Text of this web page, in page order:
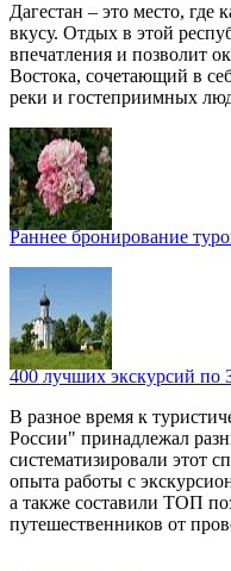
Дагестан – это место, где
вкусу. Отдых в этой
впечатления и позволит
Востока, сочетающий в
реки и гостеприимных
Раннее бронирование
400 лучших экскурсий по
В разное время к
России" принадлежал
систематизировали этот
опыта работы с
а также составили ТОП
путешественников от